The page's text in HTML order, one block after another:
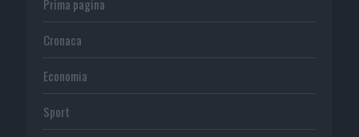
Prima pagina
Cronaca
Economia
Sport